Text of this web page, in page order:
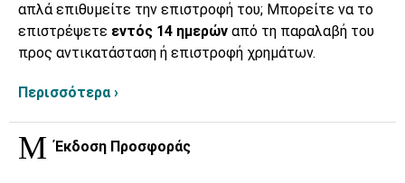
απλά επιθυμείτε την επιστροφή του; Μπορείτε να το
επιστρέψετε εντός 14 ημερών από τη παραλαβή του
προς αντικατάσταση ή επιστροφή χρημάτων.
Περισσότερα ›
Έκδοση Προσφοράς